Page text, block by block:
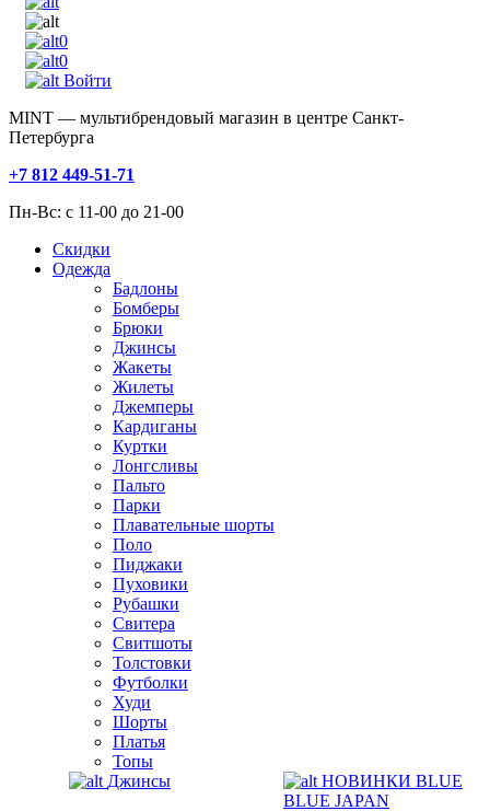
0
0
Войти
MINT — мультибрендовый магазин в центре Санкт-
Петербурга
+7 812 449-51-71
Пн-Вс: с 11-00 до 21-00
Скидки
Одежда
Бадлоны
Бомберы
Брюки
Джинсы
Жакеты
Жилеты
Джемперы
Кардиганы
Куртки
Лонгсливы
Пальто
Парки
Плавательные шорты
Поло
Пиджаки
Пуховики
Рубашки
Свитера
Свитшоты
Толстовки
Футболки
Худи
Шорты
Платья
Топы
Джинсы
НОВИНКИ BLUE
BLUE JAPAN